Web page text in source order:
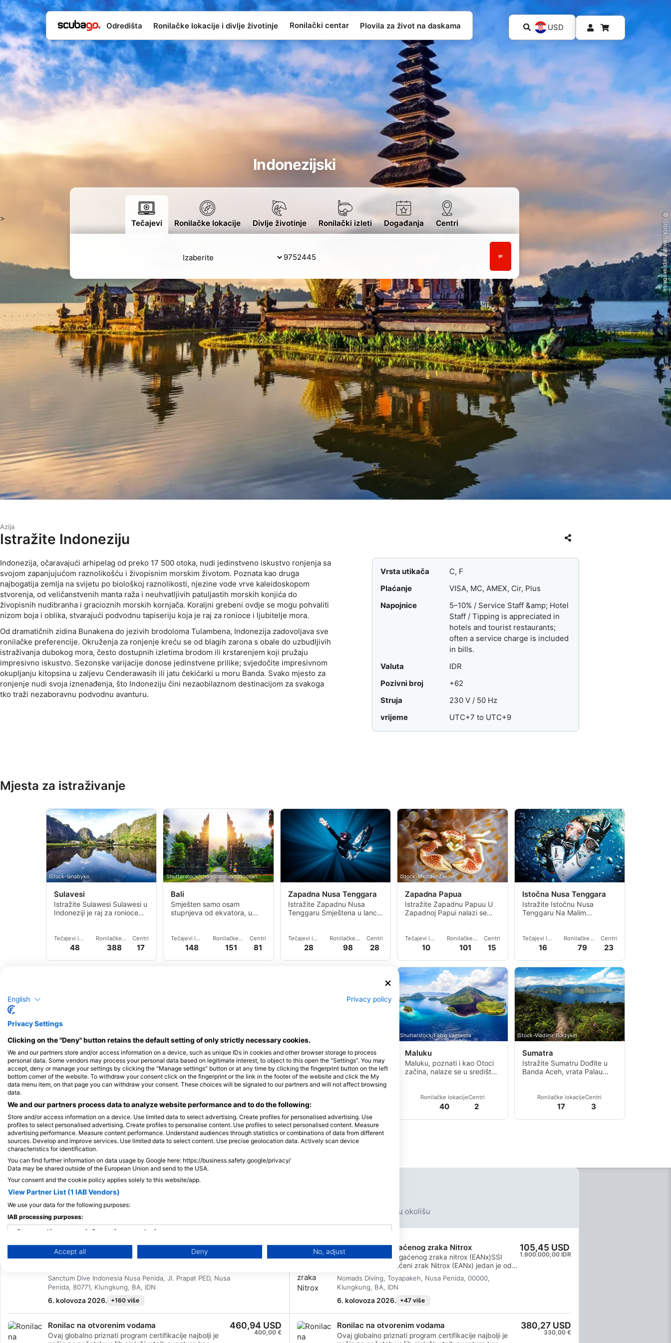
Odredišta Ronilačke lokacije i divlje životinje Ronilački centar Plovila za život na daskama USD
>
Indonezijski
Tečajevi Ronilačke lokacije Divlje životinje Ronilački izleti Događanja Centri © iStock/tawatchaiprakobkit
Azija
Istražite Indoneziju
Indonezija, očaravajući arhipelag od preko 17 500 otoka, nudi jedinstveno iskustvo ronjenja sa
svojom zapanjujućom raznolikošću i živopisnim morskim životom. Poznata kao druga
najbogatija zemlja na svijetu po biološkoj raznolikosti, njezine vode vrve kaleidoskopom
stvorenja, od veličanstvenih manta raža i neuhvatljivih patuljastih morskih konjića do
živopisnih nudibranha i gracioznih morskih kornjača. Koraljni grebeni ovdje se mogu pohvaliti
nizom boja i oblika, stvarajući podvodnu tapiseriju koja je raj za ronioce i ljubitelje mora.
Od dramatičnih zidina Bunakena do jezivih brodoloma Tulambena, Indonezija zadovoljava sve
ronilačke preferencije. Okruženja za ronjenje kreću se od blagih zarona s obale do uzbudljivih
istraživanja dubokog mora, često dostupnih izletima brodom ili krstarenjem koji pružaju
impresivno iskustvo. Sezonske varijacije donose jedinstvene prilike; svjedočite impresivnom
okupljanju kitopsina u zaljevu Cenderawasih ili jatu čekićarki u moru Banda. Svako mjesto za
ronjenje nudi svoja iznenađenja, što Indoneziju čini nezaobilaznom destinacijom za svakoga
tko traži nezaboravnu podvodnu avanturu.
Vrsta utikača
C, F
Plaćanje
VISA, MC, AMEX, Cir, Plus
Napojnice
5–10% / Service Staff &amp; Hotel
Staff / Tipping is appreciated in
hotels and tourist restaurants;
often a service charge is included
in bills.
Valuta
IDR
Pozivni broj
+62
Struja
230 V / 50 Hz
vrijeme
UTC+7 to UTC+9
Mjesta za istraživanje
iStock-lanabyko
Sulavesi
Istražite Sulawesi Sulawesi u
Indoneziji je raj za ronioce
Tečajevi i
događanja
48
Ronilačke
lokacije
388
Centri
17
Shutterstock/chanchai duangdoosan
Bali
Smješten samo osam
stupnjeva od ekvatora, u
Lombok i Jave u Indoneziji.
Tečajevi i
događanja
148
Ronilačke
lokacije
151
Centri
81
Zapadna Nusa Tenggara
Istražite Zapadnu Nusa
Tenggaru Smještena u lancu
p
Tečajevi i
događanja
28
Ronilačke
lokacije
98
Centri
28
iStock-Michael-Zeigler
Zapadna Papua
Istražite Zapadnu Papuu U
Zapadnoj Papui nalazi se
Tečajevi i
događanja
10
Ronilačke
lokacije
101
Centri
15
Istočna Nusa Tenggara
Istražite Istočnu Nusa
Tenggaru Na Malim
s
Tečajevi i
događanja
16
Ronilačke
lokacije
79
Centri
23
Sjeverni Maluku
Sjeverni Maluku nudi razne
kulture i atrakcije za
istraživanje u ovom
tropskom skrovištu.
105 4
Java
Istražite Javu Vulkanska
priroda Jave u Indoneziji i
susjednih otoka dovela je do
nevjerojatnih pod
događanja
2
lokacije
33 30
Kalimantan
Istražite Kalimantan U
Istočnom Kalimantanu,
indonezijskom Borneu, nalazi
se nekoliko grebena smje
događanja
1
Shutterstock/Fabio Lamanna
Maluku
Maluku, poznati i kao Otoci
začina, nalaze se u središtu
poviješću.
Ronilačke lokacije
40
Centri
2
iStock-Vladimir Borzykin
Sumatra
Istražite Sumatru Dođite u
Banda Aceh, vrata Palau
Ronilačke lokacije
17
Centri
3
Događaj u okolišu
Isprobajte ronjenje
Uvod u program ronjenja: Vaš prvi dah pod vodom>
ronjenje", osmišljen za osobe bez certifikata.> Pregled
programa:> * 8:00: Trening u bazenu (otprilike 45 min)>
* Nakon čega slijede 2 vođena zarona u oceanu (Manta
Point i Crystal Bay ili 2 lokacije na North Reefu)> *
Polazak: 9:3045 min +/- transfer gliserom45 min +/- 1
zaronPovratak gliserom +/- 30 min> * Povratak u:
14:00 sati u ronilački centar, ručak i to je potpuno sretan
Sanctum Dive Indonesia Nusa Penida, Jl. Prapat PED, Nusa
Penida, 80771, Klungkung, BA, IDN
6. kolovoza 2026. +160 više
108,22 USD Specijalitet obogaćenog zraka Nitrox
SSI specijalitet obogaćenog zraka nitrox (EANx)SSI
specijalnost Obogaćeni zrak Nitrox (EANx) jedan je od
najpopularnijih tečajeva ronjenja koji omogućuje
roniocima korištenje plina za disanje s većim postotkom
kisika od standardnog zraka. Ronjenjem s obogaćenim
zrakom Nitrox, ronioci mogu proširiti svoje granice bez
dekompresije, smanjiti apsorpciju dušika i često uživati ​​
ćete kako sigurno planirati i provoditi zarone koristeći
Nitrox mješavine, obično EAN32 ili EAN36. Obuka se
Nomads Diving, Toyapakeh, Nusa Penida, 00000,
Klungkung, BA, IDN
6. kolovoza 2026. +47 više
105,45 USD
1.900.000,00 IDR
Ronilac na otvorenim vodama
Ovaj globalno priznati program certifikacije najbolji je
460,94 USD
400,00 €
Ronilac na otvorenim vodama
Ovaj globalno priznati program certifikacije najbolji je
380,27 USD
330,00 €
English Privacy policy
Privacy Settings
Clicking on the "Deny" button retains the default setting of only strictly necessary cookies.
We and our partners store and/or access information on a device, such as unique IDs in cookies and other browser storage to process
personal data. Some vendors may process your personal data based on legitimate interest, to object to this open the "Settings". You may
accept, deny or manage your settings by clicking the "Manage settings" button or at any time by clicking the fingerprint button on the left
bottom corner of the website. To withdraw your consent click on the fingerprint or the link in the footer of the website and click the My
data menu item, on that page you can withdraw your consent. These choices will be signaled to our partners and will not affect browsing
data.
We and our partners process data to analyze website performance and to do the following:
Store and/or access information on a device. Use limited data to select advertising. Create profiles for personalised advertising. Use
profiles to select personalised advertising. Create profiles to personalise content. Use profiles to select personalised content. Measure
advertising performance. Measure content performance. Understand audiences through statistics or combinations of data from different
sources. Develop and improve services. Use limited data to select content. Use precise geolocation data. Actively scan device
characteristics for identification.
You can find further information on data usage by Google here: https://business.safety.google/privacy/
Data may be shared outside of the European Union and send to the USA.
Your consent and the cookie policy applies solely to this website/app.
View Partner List (1 IAB Vendors)
We use your data for the following purposes:
IAB processing purposes:
Store and/or access information on a device
Use limited data to select advertising
Use profiles to select personalised advertising
Create profiles to personalise content
Use profiles to select personalised content
Accept all Deny No, adjust